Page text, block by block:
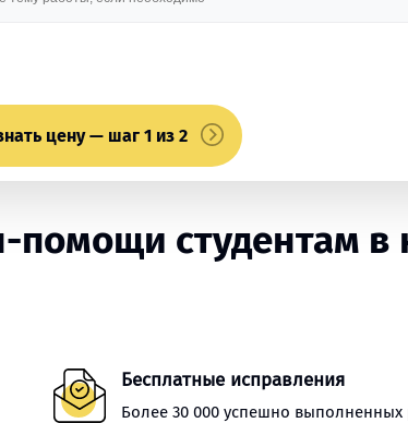
цену — шаг 1 из 2
студентам в
Бесплатные исправления
Более 30 000 успешно выполненных